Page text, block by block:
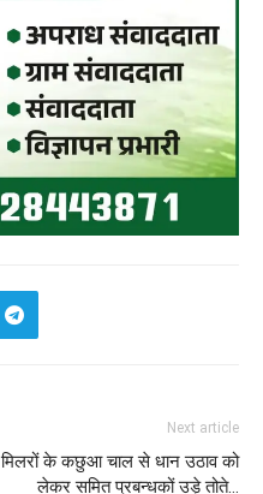
Next article
मिलरों के कछुआ चाल से धान उठाव को
लेकर समित प्रबन्धकों उड़े तोते…